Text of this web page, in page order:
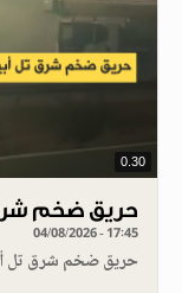
0.30
حريق ضخم
04/08/2026 - 17:45
حريق ضخم شرق تل